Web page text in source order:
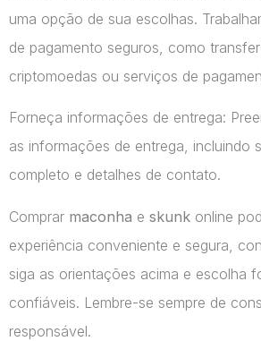
uma opção de sua escolhas.
de pagamento seguros, como
criptomoedas ou serviços de
Forneça informações de entrega:
as informações de entrega, incluindo
completo e detalhes de contato.
Comprar maconha e skunk online
experiência conveniente e segura,
siga as orientações acima e escolha
confiáveis. Lembre-se sempre de
responsável.